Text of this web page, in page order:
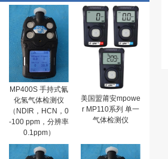
MP400S 手持式氰
化氢气体检测仪
（NDIR，HCN，0
-100 ppm，分辨率
0.1ppm）
美国盟莆安mpowe
r MP110系列 单一
气体检测仪